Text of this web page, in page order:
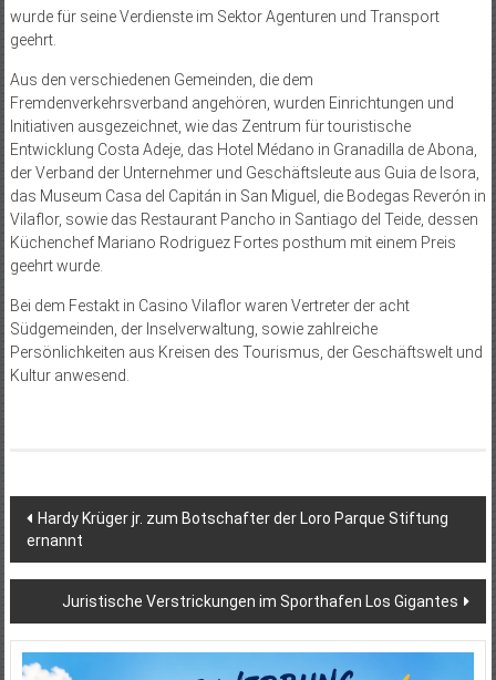
wurde für seine Verdienste im Sektor Agenturen und Transport
geehrt.
Aus den verschiedenen Gemeinden, die dem
Fremdenverkehrsverband angehören, wurden Einrichtungen und
Initiativen ausgezeichnet, wie das Zentrum für touristische
Entwicklung Costa Adeje, das Hotel Médano in Granadilla de Abona,
der Verband der Unternehmer und Geschäftsleute aus Guia de Isora,
das Museum Casa del Capitán in San Miguel, die Bodegas Reverón in
Vilaflor, sowie das Restaurant Pancho in Santiago del Teide, dessen
Küchenchef Mariano Rodriguez Fortes posthum mit einem Preis
geehrt wurde.
Bei dem Festakt in Casino Vilaflor waren Vertreter der acht
Südgemeinden, der Inselverwaltung, sowie zahlreiche
Persönlichkeiten aus Kreisen des Tourismus, der Geschäftswelt und
Kultur anwesend.
Beitragsnavigation
Hardy Krüger jr. zum Botschafter der Loro Parque Stiftung
ernannt
Juristische Verstrickungen im Sporthafen Los Gigantes